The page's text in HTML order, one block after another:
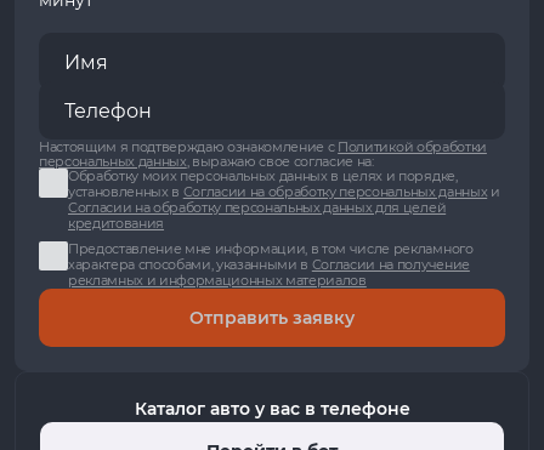
Настоящим я подтверждаю ознакомление с Политикой обработки
персональных данных, выражаю свое согласие на:
Обработку моих персональных данных в целях и порядке,
установленных в Согласии на обработку персональных данныхи
Согласии на обработку персональных данных для целей
кредитования
Предоставление мне информации, в том числе рекламного
характера способами, указанными в Согласии на получение
рекламных и информационных материалов
Отправить заявку
Каталог авто у вас в телефоне